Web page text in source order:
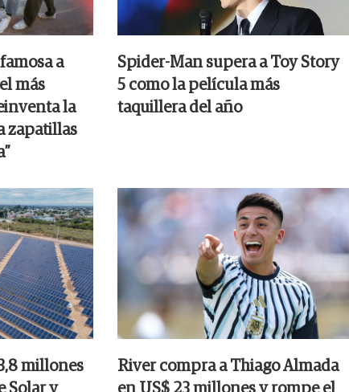
a
más
la
zapatillas
Spider-Man supera a Toy Story
5 como la película más
taquillera del año
millones
Solar y
River compra a Thiago Almada
en US$ 23 millones y rompe el